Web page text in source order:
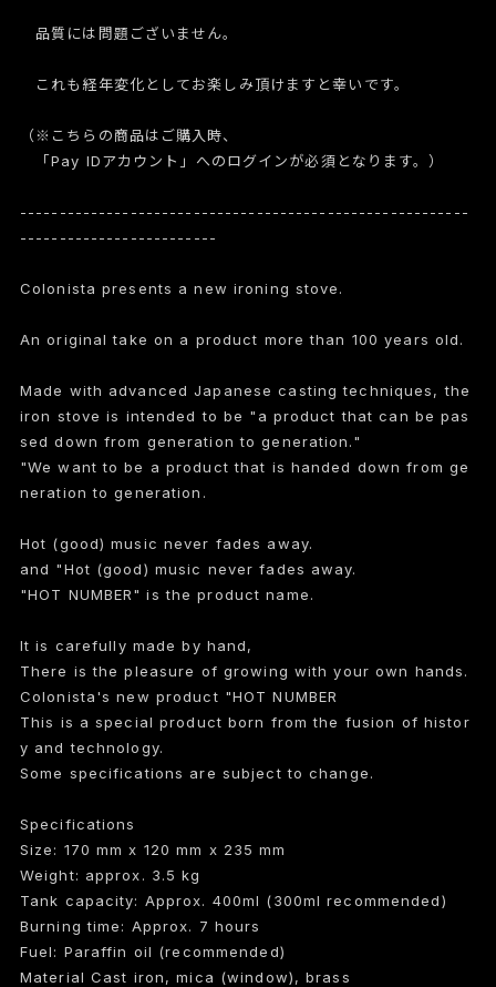
品質には問題ございません。
これも経年変化としてお楽しみ頂けますと幸いです。
（※こちらの商品はご購入時、
「Pay IDアカウント」へのログインが必須となります。）
---------------------------------------------------------
-------------------------
Colonista presents a new ironing stove.
An original take on a product more than 100 years old.
Made with advanced Japanese casting techniques, the
iron stove is intended to be "a product that can be pas
sed down from generation to generation."
"We want to be a product that is handed down from ge
neration to generation.
Hot (good) music never fades away.
and "Hot (good) music never fades away.
"HOT NUMBER" is the product name.
It is carefully made by hand,
There is the pleasure of growing with your own hands.
Colonista's new product "HOT NUMBER
This is a special product born from the fusion of histor
y and technology.
Some specifications are subject to change.
Specifications
Size: 170 mm x 120 mm x 235 mm
Weight: approx. 3.5 kg
Tank capacity: Approx. 400ml (300ml recommended)
Burning time: Approx. 7 hours
Fuel: Paraffin oil (recommended)
Material Cast iron, mica (window), brass